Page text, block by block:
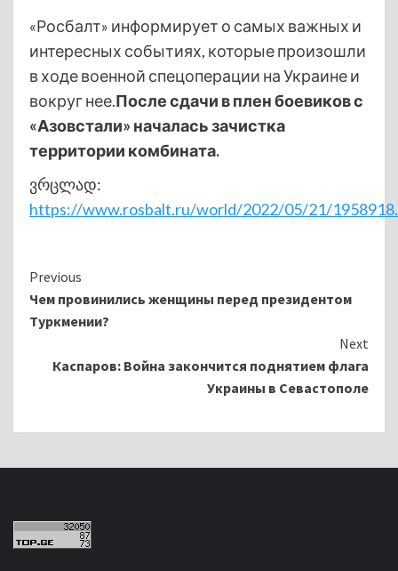
«Росбалт» информирует о самых важных и
интересных событиях, которые произошли
в ходе военной спецоперации на Украине и
вокруг нее.После сдачи в плен боевиков с
«Азовстали» началась зачистка
территории комбината.
ვრცლად:
https://www.rosbalt.ru/world/2022/05/21/
Continue
Reading
Previous
Чем провинились женщины перед президентом
Туркмении?
Next
Каспаров: Война закончится поднятием флага
Украины в Севастополе